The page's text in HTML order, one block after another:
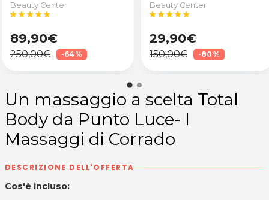
Beauty Center
starstarstarstarstar
89,90€
250,00€ -64%
Beauty Center
starstarstarstarstar
29,90€
150,00€ -80%
Un massaggio a scelta Total
Body da Punto Luce- I
Massaggi di Corrado
DESCRIZIONE DELL'OFFERTA
Cos'è incluso: